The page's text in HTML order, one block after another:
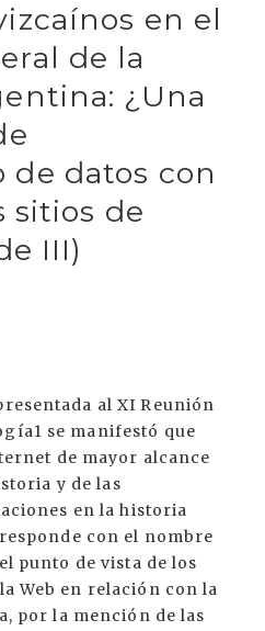
en el
de la
¿Una
datos con
sitios de
III)
al XI Reunión
se manifestó que
de mayor alcance
y de las
en la historia
con el nombre
punto de vista de los
Web en relación con la
por la mención de las